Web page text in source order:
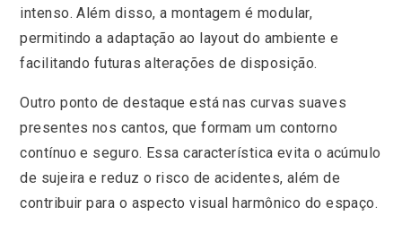
intenso. Além disso, a montagem é modular,
permitindo a adaptação ao layout do ambiente e
facilitando futuras alterações de disposição.
Outro ponto de destaque está nas curvas suaves
presentes nos cantos, que formam um contorno
contínuo e seguro. Essa característica evita o acúmulo
de sujeira e reduz o risco de acidentes, além de
contribuir para o aspecto visual harmônico do espaço.